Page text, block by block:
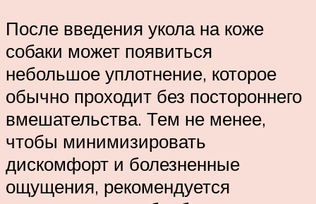
После введения укола на коже
собаки может появиться
небольшое уплотнение, которое
обычно проходит без постороннего
вмешательства. Тем не менее,
чтобы минимизировать
дискомфорт и болезненные
ощущения, рекомендуется